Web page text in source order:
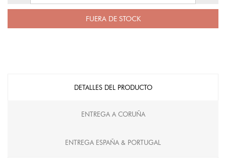
FUERA DE STOCK
DETALLES DEL PRODUCTO
ENTREGA A CORUÑA
ENTREGA ESPAÑA & PORTUGAL